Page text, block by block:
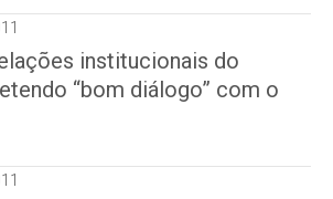
institucionais do
“bom diálogo” com o